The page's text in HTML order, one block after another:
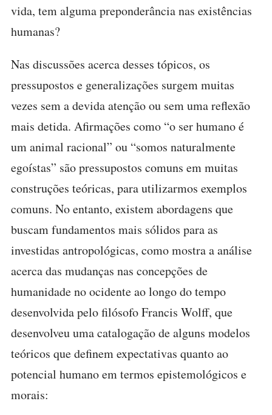
vida, tem alguma preponderância nas existências
humanas?
Nas discussões acerca desses tópicos, os
pressupostos e generalizações surgem muitas
vezes sem a devida atenção ou sem uma reflexão
mais detida. Afirmações como “o ser humano é
um animal racional” ou “somos naturalmente
egoístas” são pressupostos comuns em muitas
construções teóricas, para utilizarmos exemplos
comuns. No entanto, existem abordagens que
buscam fundamentos mais sólidos para as
investidas antropológicas, como mostra a análise
acerca das mudanças nas concepções de
humanidade no ocidente ao longo do tempo
desenvolvida pelo filósofo Francis Wolff, que
desenvolveu uma catalogação de alguns modelos
teóricos que definem expectativas quanto ao
potencial humano em termos epistemológicos e
morais: